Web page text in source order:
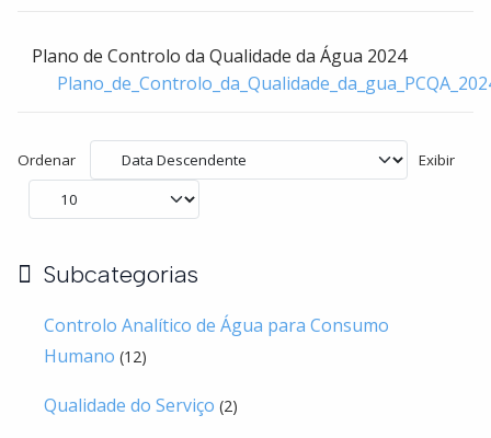
Plano de Controlo da Qualidade da Água 2024
Ordenar Exibir
Subcategorias
Controlo Analítico de Água para Consumo
Humano (12)
Qualidade do Serviço (2)